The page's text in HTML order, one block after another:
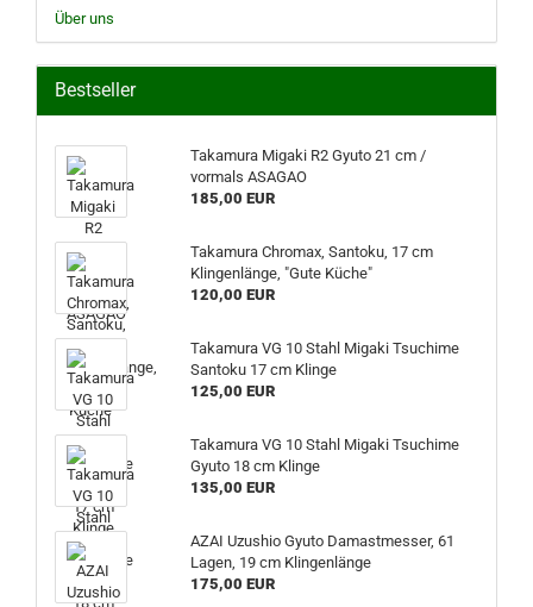
Über uns
Bestseller
Takamura Migaki R2 Gyuto 21 cm /
vormals ASAGAO
185,00 EUR
Takamura Chromax, Santoku, 17 cm
Klingenlänge, "Gute Küche"
120,00 EUR
Takamura VG 10 Stahl Migaki Tsuchime
Santoku 17 cm Klinge
125,00 EUR
Takamura VG 10 Stahl Migaki Tsuchime
Gyuto 18 cm Klinge
135,00 EUR
AZAI Uzushio Gyuto Damastmesser, 61
Lagen, 19 cm Klingenlänge
175,00 EUR